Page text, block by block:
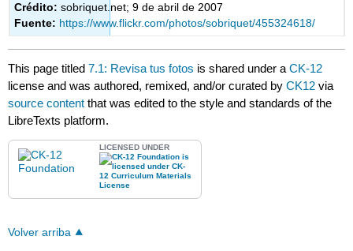
Crédito: sobriquet.net; 9 de abril de 2007
Fuente: https://www.flickr.com/photos/sobriquet/455324618/
This page titled7.1: Revisa tus fotos is shared under aCK-12
license and was authored, remixed, and/or curated byCK12 via
source content that was edited to the style and standards of the
LibreTexts platform.
LICENSED UNDER
Volver arriba